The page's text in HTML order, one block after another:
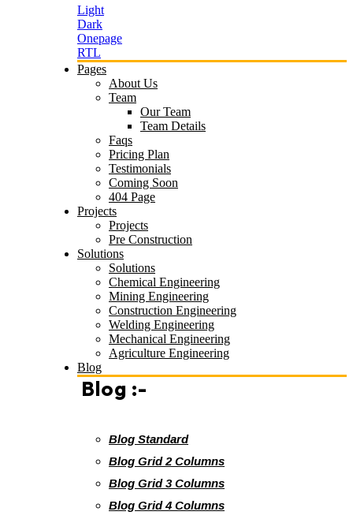
Light
Dark
Onepage
RTL
Pages
About Us
Team
Our Team
Team Details
Faqs
Pricing Plan
Testimonials
Coming Soon
404 Page
Projects
Projects
Pre Construction
Solutions
Solutions
Chemical Engineering
Mining Engineering
Construction Engineering
Welding Engineering
Mechanical Engineering
Agriculture Engineering
Blog
Blog :-
Blog Standard
Blog Grid 2 Columns
Blog Grid 3 Columns
Blog Grid 4 Columns